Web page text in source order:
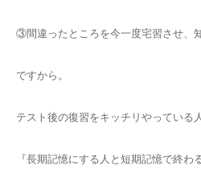
③間違ったところを今一度宅習させ、
ですから。
テスト後の復習をキッチリやっている
『長期記憶にする人と短期記憶で終